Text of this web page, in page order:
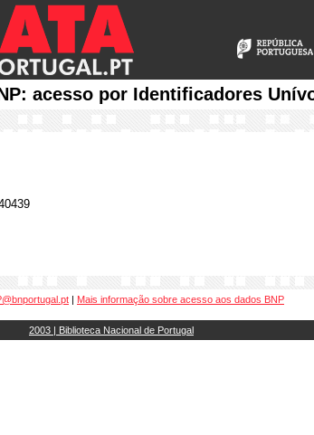
acesso por Identificadores
| Mais informação sobre acesso aos dados BNP
2003 | Biblioteca Nacional de Portugal